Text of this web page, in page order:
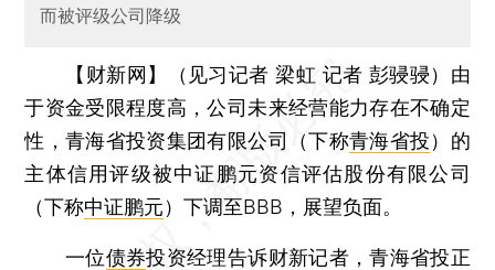
而被评级公司降级
【财新网】（见习记者 梁虹 记者 彭骎骎） 由
于资金受限程度高，公司未来经营能力存在不确定
性，青海省投资集团有限公司（下称青海省投）的
主体信用评级被中证鹏元资信评估股份有限公司
（下称中证鹏元）下调至BBB，展望负面。
一位债券投资经理告诉财新记者，青海省投正